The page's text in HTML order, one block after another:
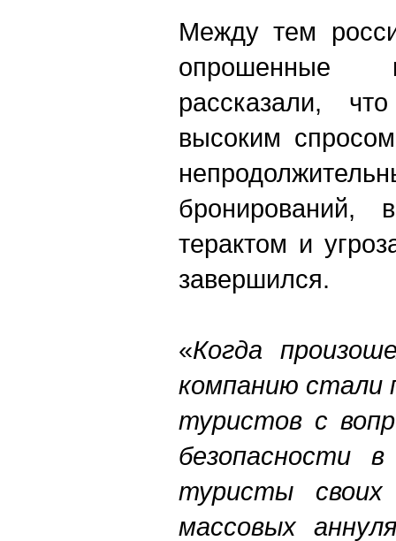
Между тем
опрошенные
рассказали,
высоким
бронирований,
терактом и
завершился.
«Когда
компанию стали
туристов с
безопасности
туристы
массовых